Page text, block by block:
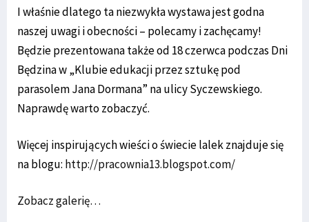
I właśnie dlatego ta niezwykła wystawa jest godna
naszej uwagi i obecności – polecamy i zachęcamy!
Będzie prezentowana także od 18 czerwca podczas Dni
Będzina w „Klubie edukacji przez sztukę pod
parasolem Jana Dormana” na ulicy Syczewskiego.
Naprawdę warto zobaczyć.
Więcej inspirujących wieści o świecie lalek znajduje się
na blogu: http://pracownia13.blogspot.com/
Zobacz galerię…